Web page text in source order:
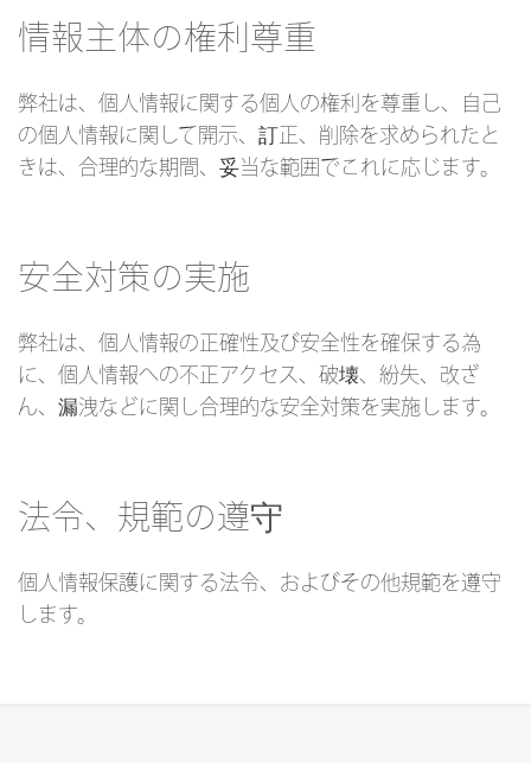
情報主体の権利尊重
弊社は、個人情報に関する個人の権利を尊重し、自己
の個人情報に関して開示、訂正、削除を求められたと
きは、合理的な期間、妥当な範囲でこれに応じます。
安全対策の実施
弊社は、個人情報の正確性及び安全性を確保する為
に、個人情報への不正アクセス、破壊、紛失、改ざ
ん、漏洩などに関し合理的な安全対策を実施します。
法令、規範の遵守
個人情報保護に関する法令、およびその他規範を遵守
します。